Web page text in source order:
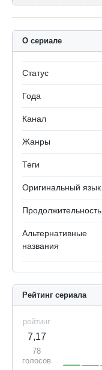
О сериале
Статус
Года
Канал
Жанры
Теги
Оригинальный язык
Продолжительность
Альтернативные
названия
Рейтинг сериала
рейтинг
7,17
78
голосов